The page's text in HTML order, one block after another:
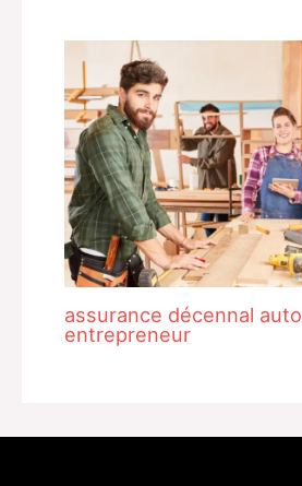
assurance décennal auto
entrepreneur